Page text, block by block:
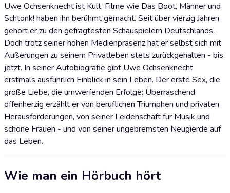
Uwe Ochsenknecht ist Kult. Filme wie Das Boot, Männer und
Schtonk! haben ihn berühmt gemacht. Seit über vierzig Jahren
gehört er zu den gefragtesten Schauspielern Deutschlands.
Doch trotz seiner hohen Medienpräsenz hat er selbst sich mit
Äußerungen zu seinem Privatleben stets zurückgehalten - bis
jetzt. In seiner Autobiografie gibt Uwe Ochsenknecht
erstmals ausführlich Einblick in sein Leben. Der erste Sex, die
große Liebe, die umwerfenden Erfolge: Überraschend
offenherzig erzählt er von beruflichen Triumphen und privaten
Herausforderungen, von seiner Leidenschaft für Musik und
schöne Frauen - und von seiner ungebremsten Neugierde auf
das Leben.
Wie man ein Hörbuch hört